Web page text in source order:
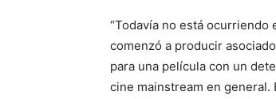
“Todavía no está ocurriendo
comenzó a producir
para una película con un
cine mainstream en